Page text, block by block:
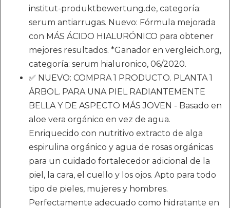
institut-produktbewertung.de, categoría:
serum antiarrugas. Nuevo: Fórmula mejorada
con MÁS ÁCIDO HIALURÓNICO para obtener
mejores resultados. *Ganador en vergleich.org,
categoría: serum hialuronico, 06/2020.
✅ NUEVO: COMPRA 1 PRODUCTO. PLANTA 1
ÁRBOL. PARA UNA PIEL RADIANTEMENTE
BELLA Y DE ASPECTO MÁS JOVEN - Basado en
aloe vera orgánico en vez de agua.
Enriquecido con nutritivo extracto de alga
espirulina orgánico y agua de rosas orgánicas
para un cuidado fortalecedor adicional de la
piel, la cara, el cuello y los ojos. Apto para todo
tipo de pieles, mujeres y hombres.
Perfectamente adecuado como hidratante en